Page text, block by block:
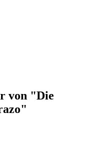
von "Die